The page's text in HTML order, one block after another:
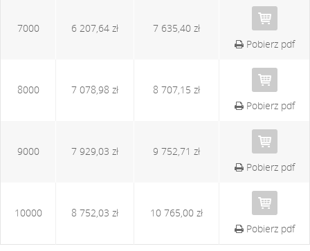
7000 6 207,64 zł
7 635,40 zł
Pobierz pdf
8000 7 078,98 zł
8 707,15 zł
Pobierz pdf
9000 7 929,03 zł
9 752,71 zł
Pobierz pdf
10000 8 752,03 zł
10 765,00 zł
Pobierz pdf